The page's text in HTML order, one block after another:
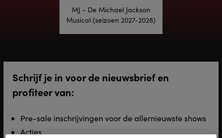
MJ - De Michael Jackson
Musical (seizoen 2027-2028)
Schrijf je in voor de nieuwsbrief en
profiteer van:
Pre-sale inschrijvingen voor de allernieuwste shows
Acties